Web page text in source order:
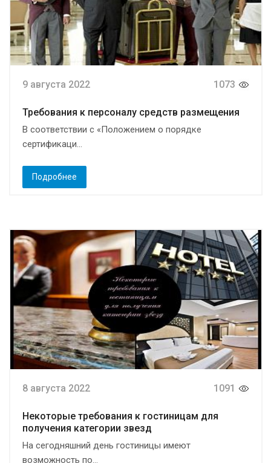
9 августа 2022 1073
Требования к персоналу средств размещения
В соответствии с «Положением о порядке
сертификаци...
Подробнее
8 августа 2022 1091
Некоторые требования к гостиницам для
получения категории звезд
На сегодняшний день гостиницы имеют
возможность по...